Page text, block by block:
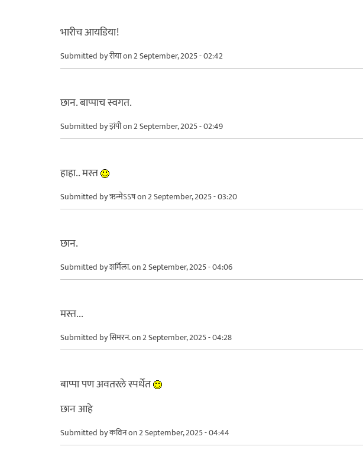
भारीच आयडिया!
Submitted byरीयाon 2 September, 2025 - 02:42
छान. बाप्पाच स्वगत.
Submitted byझंपीon 2 September, 2025 - 02:49
हाहा.. मस्त
Submitted byऋन्मेऽऽषon 2 September, 2025 - 03:20
छान.
Submitted byशर्मिला.on 2 September, 2025 - 04:06
मस्त...
Submitted byसिमरन.on 2 September, 2025 - 04:28
बाप्पा पण अवतरले स्पर्धेत
छान आहे
Submitted byकविनon 2 September, 2025 - 04:44